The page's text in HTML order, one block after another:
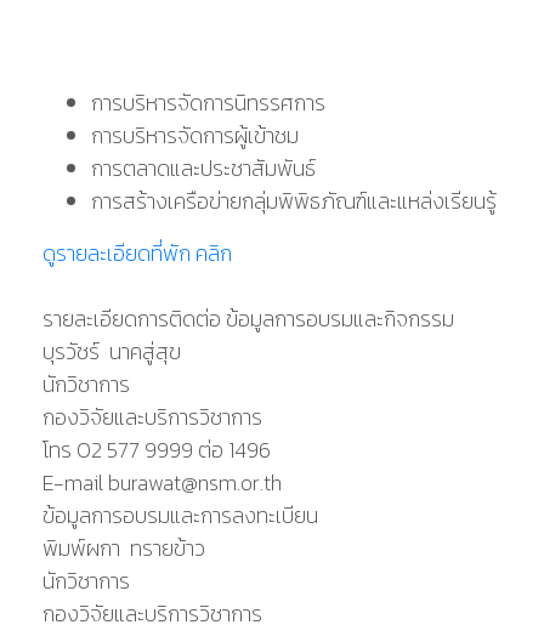
การบริหารจัดการนิทรรศการ
การบริหารจัดการผู้เข้าชม
การตลาดและประชาสัมพันธ์
การสร้างเครือข่ายกลุ่มพิพิธภัณฑ์และแหล่งเรียนรู้
ดูรายละเอียดที่พัก คลิก
รายละเอียดการติดต่อ ข้อมูลการอบรมและกิจกรรม
บุรวัชร์ นาคสู่สุข
นักวิชาการ
กองวิจัยและบริการวิชาการ
โทร 02 577 9999 ต่อ 1496
E-mail burawat@nsm.or.th
ข้อมูลการอบรมและการลงทะเบียน
พิมพ์ผกา ทรายข้าว
นักวิชาการ
กองวิจัยและบริการวิชาการ